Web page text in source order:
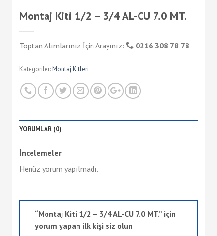
Montaj Kiti 1/2 – 3/4 AL-CU 7.0 MT.
Toptan Alımlarınız İçin Arayınız: 0216 308 78 78
Kategoriler:Montaj Kitleri
YORUMLAR (0)
İncelemeler
Henüz yorum yapılmadı.
“Montaj Kiti 1/2 – 3/4 AL-CU 7.0 MT.” için
yorum yapan ilk kişi siz olun